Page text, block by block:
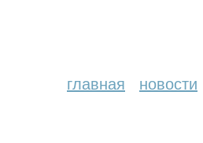
главная новости